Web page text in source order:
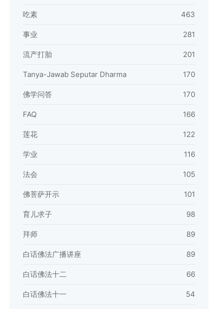
吃素 463
事业 281
流产打胎 201
Tanya-Jawab Seputar Dharma 170
佛学问答 170
FAQ 166
莲花 122
学业 116
法会 105
佛菩萨开示 101
育儿求子 98
拜师 89
白话佛法广播讲座 89
白话佛法十二 66
白话佛法十一 54